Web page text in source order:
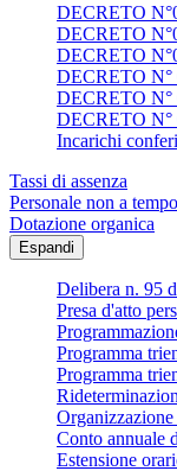
DECRETO
DECRETO
DECRETO
DECRETO N°
DECRETO N°
DECRETO N°
Incarichi
Tassi di assenza
Personale non a
Dotazione organica
Espandi
Delibera n. 95
Presa d'atto
Programma
Programma
Conto annuale
Estensione